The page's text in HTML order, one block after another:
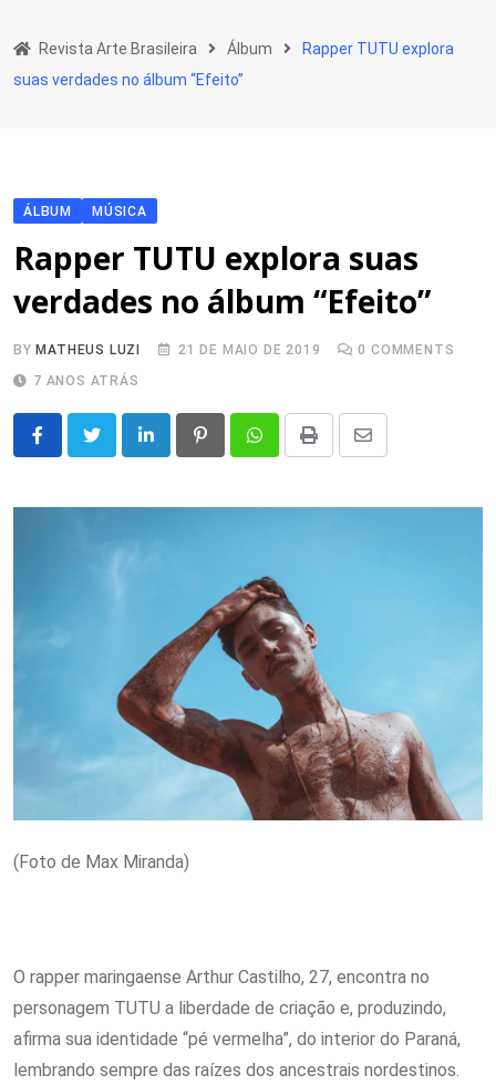
to
content
Revista Arte Brasileira Álbum
Rapper TUTU explora
suas verdades no álbum “Efeito”
ÁLBUM MÚSICA
Rapper TUTU explora suas
verdades no álbum “Efeito”
BY MATHEUS LUZI 21 DE MAIO DE 2019 0 COMMENTS
7 ANOS ATRÁS
LinkedIn PinterestWhatsappPrint
Share
Email
(Foto de Max Miranda)
O rapper maringaense Arthur Castilho, 27, encontra no
personagem TUTU a liberdade de criação e, produzindo,
afirma sua identidade “pé vermelha”, do interior do Paraná,
lembrando sempre das raízes dos ancestrais nordestinos.